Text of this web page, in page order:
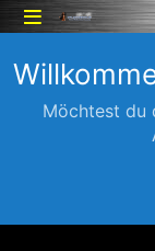
Möchtest du